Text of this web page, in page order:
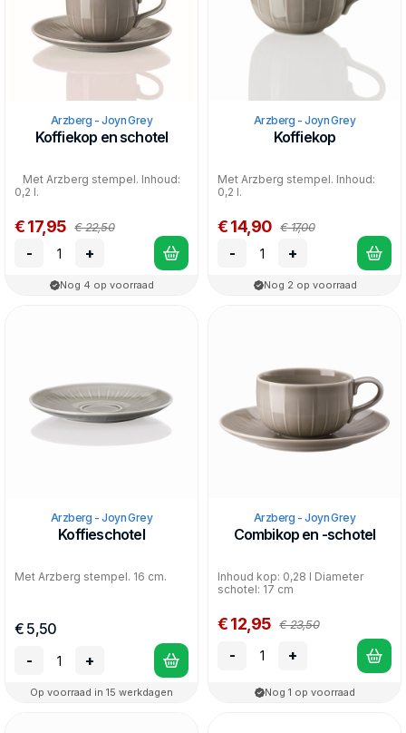
Arzberg - Joyn Grey
Koffiekop en schotel
Met Arzberg stempel. Inhoud:
0,2 l.
€ 17,95 € 22,50
- +
Nog 4 op voorraad
Arzberg - Joyn Grey
Koffiekop
Met Arzberg stempel. Inhoud:
0,2 l.
€ 14,90 € 17,00
- +
Nog 2 op voorraad
Arzberg - Joyn Grey
Koffieschotel
Met Arzberg stempel. 16 cm.
€ 5,50
-
+
Op voorraad in 15 werkdagen
Arzberg - Joyn Grey
Combikop en -schotel
Inhoud kop: 0,28 l Diameter
schotel: 17 cm
€ 12,95 € 23,50
- +
Nog 1 op voorraad